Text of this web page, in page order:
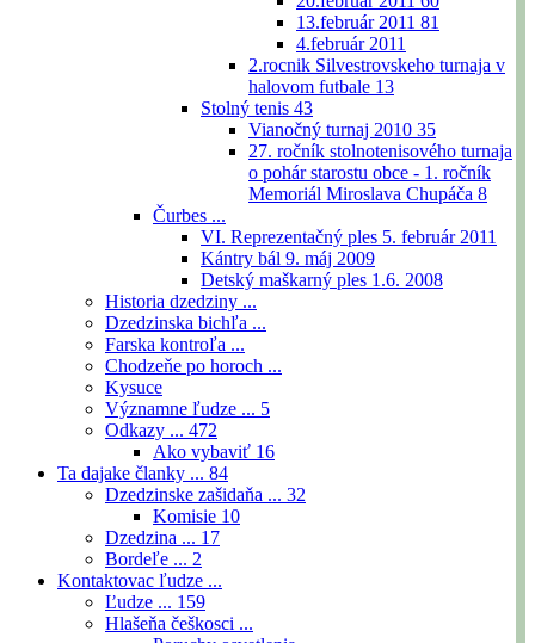
13.február 2011 81
4.február 2011
2.rocnik Silvestrovskeho turnaja v
halovom futbale 13
Stolný tenis 43
Vianočný turnaj 2010 35
27. ročník stolnotenisového turnaja
o pohár starostu obce - 1. ročník
Memoriál Miroslava Chupáča 8
Čurbes ...
VI. Reprezentačný ples 5. február 2011
Kántry bál 9. máj 2009
Detský maškarný ples 1.6. 2008
Historia dzedziny ...
Dzedzinska bichľa ...
Farska kontroľa ...
Chodzeňe po horoch ...
Kysuce
Významne ľudze ... 5
Odkazy ... 472
Ako vybaviť 16
Ta dajake članky ... 84
Dzedzinske zašidaňa ... 32
Komisie 10
Dzedzina ... 17
Bordeľe ... 2
Kontaktovac ľudze ...
Ľudze ... 159
Hlašeňa češkosci ...